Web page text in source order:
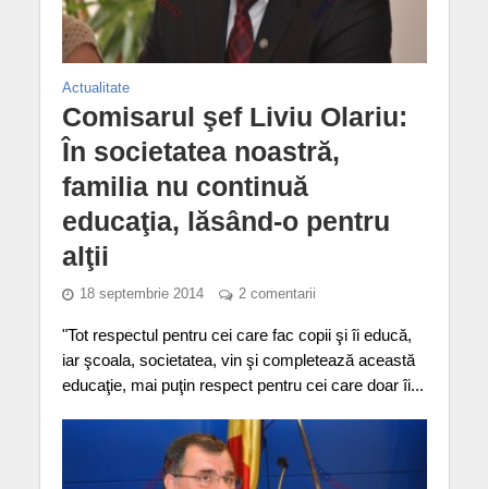
Actualitate
Comisarul şef Liviu Olariu:
În societatea noastră,
familia nu continuă
educaţia, lăsând-o pentru
alţii
18 septembrie 2014 2 comentarii
"Tot respectul pentru cei care fac copii şi îi educă,
iar şcoala, societatea, vin şi completează această
educaţie, mai puţin respect pentru cei care doar îi...